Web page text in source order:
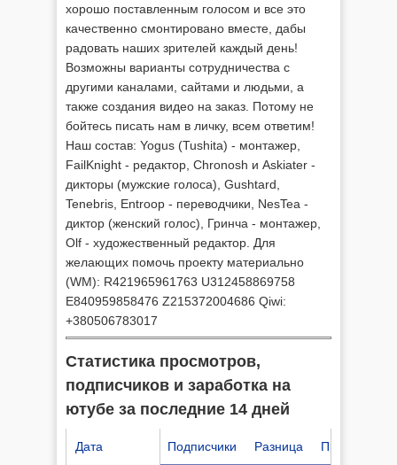
хорошо поставленным голосом и все это
качественно смонтировано вместе, дабы
радовать наших зрителей каждый день!
Возможны варианты сотрудничества с
другими каналами, сайтами и людьми, а
также создания видео на заказ. Потому не
бойтесь писать нам в личку, всем ответим!
Наш состав: Yogus (Tushita) - монтажер,
FailKnight - редактор, Chronosh и Askiater -
дикторы (мужские голоса), Gushtard,
Tenebris, Entroop - переводчики, NesTea -
диктор (женский голос), Гринча - монтажер,
Olf - художественный редактор. Для
желающих помочь проекту материально
(WM): R421965961763 U312458869758
E840959858476 Z215372004686 Qiwi:
+380506783017
Статистика просмотров,
подписчиков и заработка на
ютубе за последние 14 дней
Подписчики Разница Просмотров
Дата